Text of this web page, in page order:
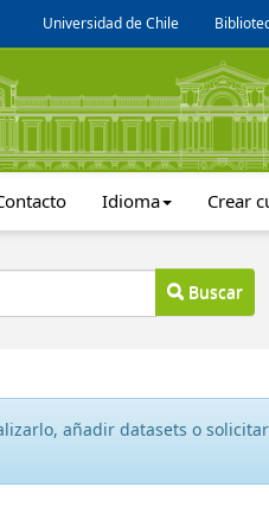
Universidad de Chile
Idioma Crear
Buscar
añadir datasets o